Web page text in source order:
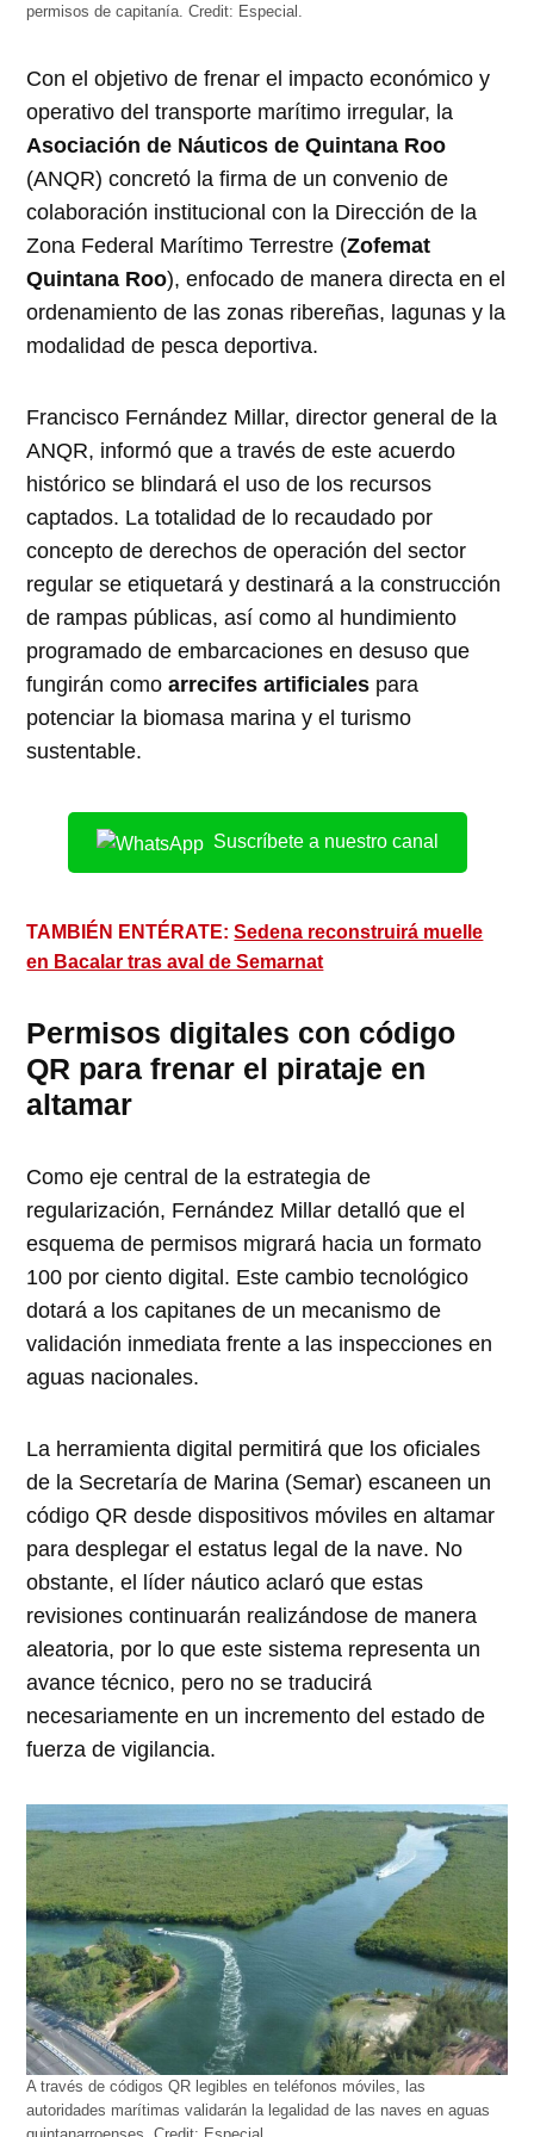
permisos de capitanía.Credit: Especial.
Con el objetivo de frenar el impacto económico y
operativo del transporte marítimo irregular, la
Asociación de Náuticos de Quintana Roo
(ANQR) concretó la firma de un convenio de
colaboración institucional con la Dirección de la
Zona Federal Marítimo Terrestre (Zofemat
Quintana Roo), enfocado de manera directa en el
ordenamiento de las zonas ribereñas, lagunas y la
modalidad de pesca deportiva.
Francisco Fernández Millar, director general de la
ANQR, informó que a través de este acuerdo
histórico se blindará el uso de los recursos
captados. La totalidad de lo recaudado por
concepto de derechos de operación del sector
regular se etiquetará y destinará a la construcción
de rampas públicas, así como al hundimiento
programado de embarcaciones en desuso que
fungirán comoarrecifes artificiales para
potenciar la biomasa marina y el turismo
sustentable.
Suscríbete a nuestro canal
TAMBIÉN ENTÉRATE:Sedena reconstruirá muelle
en Bacalar tras aval de Semarnat
Permisos digitales con código
QR para frenar el pirataje en
altamar
Como eje central de la estrategia de
regularización, Fernández Millar detalló que el
esquema de permisos migrará hacia un formato
100 por ciento digital. Este cambio tecnológico
dotará a los capitanes de un mecanismo de
validación inmediata frente a las inspecciones en
aguas nacionales.
La herramienta digital permitirá que los oficiales
de la Secretaría de Marina (Semar) escaneen un
código QR desde dispositivos móviles en altamar
para desplegar el estatus legal de la nave. No
obstante, el líder náutico aclaró que estas
revisiones continuarán realizándose de manera
aleatoria, por lo que este sistema representa un
avance técnico, pero no se traducirá
necesariamente en un incremento del estado de
fuerza de vigilancia.
A través de códigos QR legibles en teléfonos móviles, las
autoridades marítimas validarán la legalidad de las naves en aguas